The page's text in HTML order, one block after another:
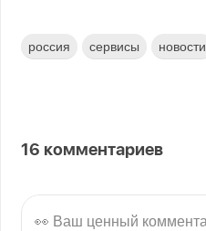
россия сервисы новости
16 комментариев